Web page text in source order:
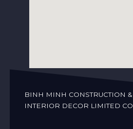
BINH MINH CONSTRUCTION &
INTERIOR DECOR LIMITED